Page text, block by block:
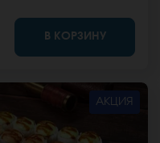
Они не входят в
блюда может
В КОРЗИНУ
АКЦИЯ